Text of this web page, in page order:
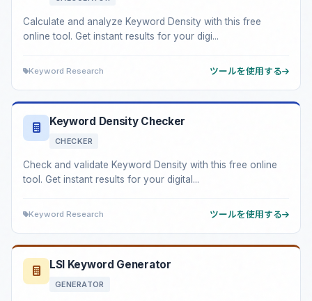
Calculate and analyze Keyword Density with this free
online tool. Get instant results for your digi...
Keyword Research ツールを使用する
Keyword Density Checker
CHECKER
Check and validate Keyword Density with this free online
tool. Get instant results for your digital...
Keyword Research ツールを使用する
LSI Keyword Generator
GENERATOR